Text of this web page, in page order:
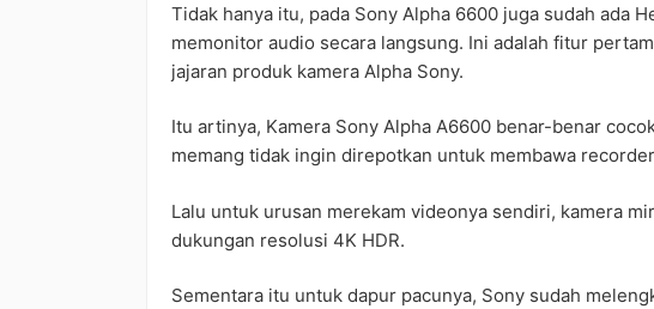
Tidak hanya itu, pada Sony Alpha 6600 juga sudah ada
memonitor audio secara langsung. Ini adalah fitur
jajaran produk kamera Alpha Sony.
Itu artinya, Kamera Sony Alpha A6600 benar-benar
memang tidak ingin direpotkan untuk membawa
Lalu untuk urusan merekam videonya sendiri, kamera
dukungan resolusi 4K HDR.
Sementara itu untuk dapur pacunya, Sony sudah